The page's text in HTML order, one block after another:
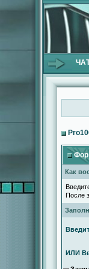
Как
После
ИЛИ